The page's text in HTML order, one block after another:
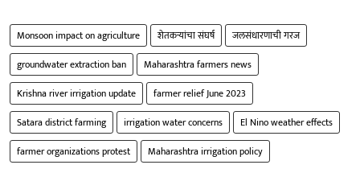
Monsoon impact on agriculture शेतकऱ्यांचा संघर्ष
जलसंधारणाची गरज
groundwater extraction ban
Maharashtra farmers news
Krishna river irrigation update
farmer relief June 2023
Satara district farming
irrigation water concerns
El Nino weather effects
farmer organizations protest
Maharashtra irrigation policy